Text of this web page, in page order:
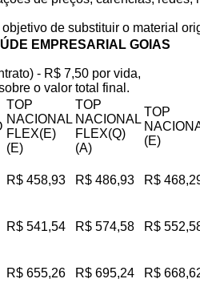
de substituir o material
EMPRESARIAL GOIAS
- R$ 7,50 por vida,
o valor total final.
TOP
NACIONAL
FLEX(E)
(E)
TOP
NACIONAL
FLEX(Q)
(A)
TOP
(E)
R$ 458,93 R$ 486,93 R$
R$ 541,54 R$ 574,58 R$
R$ 655,26 R$ 695,24 R$